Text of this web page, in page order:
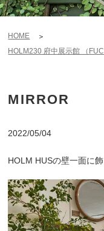
HOME
HOLM230 府中展示館 （
MIRROR
2022/05/04
HOLM HUSの壁一面に